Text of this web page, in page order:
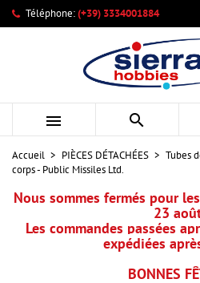
Téléphone:(+39) 3334001884
 
Accueil PIÈCES DÉTACHÉES Tubes
corps - Public Missiles Ltd.
Nous sommes fermés pour
23
Les commandes passées
expédiées
BONNES
Mes listes d'envies
Créer une nouvelle liste
Créer une liste
Nom de la liste d'envies
Annuler
Connexion
Vous devez être connecté pour
liste d'envies.